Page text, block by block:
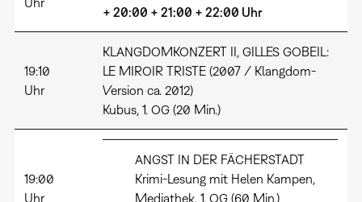
+ 20:00 + 21:00 + 22:00 Uhr
19:10
Uhr
KLANGDOMKONZERT II, GILLES GOBEIL:
LE MIROIR TRISTE (2007 / Klangdom-
Version ca. 2012)
Kubus, 1. OG (20 Min.)
19:00
Uhr
ANGST IN DER FÄCHERSTADT
Krimi-Lesung mit Helen Kampen,
Mediathek, 1. OG (60 Min.)